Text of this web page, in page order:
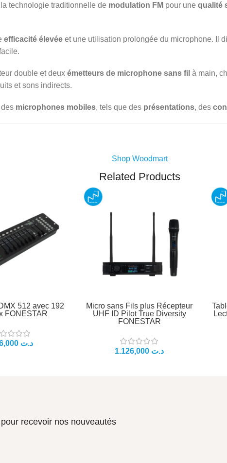
technologie traditionnelle de modulation FM pour une qualité
efficacité élevée et une utilisation prolongée du microphone. Il
double et deux émetteurs de microphone sans fil à main,
et sons indirects.
microphones mobiles, tels que des présentations, des
Shop Woodmart
Related Products
512 avec 192
FONESTAR
د.ت
Micro sans Fils plus Récepteur
UHF ID Pilot True Diversity
FONESTAR
د.ت
recevoir nos nouveautés